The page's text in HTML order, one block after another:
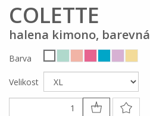
COLETTE
halena kimono, barevná
Barva
Velikost